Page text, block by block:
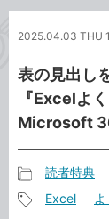
ッ
2025.04.03 THU
表の見出し
『Excelよ
Microsoft
事
読者特典
Excel